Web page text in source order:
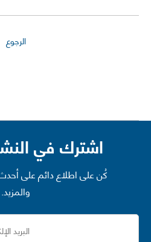
الرجوع
اشترك في
كُن على اطلاع دائم على أحدث
والمزيد.